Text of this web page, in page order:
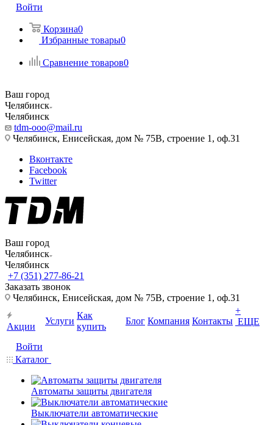
Войти
Корзина0
Избранные товары0
Сравнение товаров0
Ваш город
Челябинск
Челябинск
tdm-ooo@mail.ru
Челябинск, Енисейская, дом № 75В, строение 1, оф.31
Вконтакте
Facebook
Twitter
Ваш город
Челябинск
Челябинск
+7 (351) 277-86-21
Заказать звонок
Челябинск, Енисейская, дом № 75В, строение 1, оф.31
Акции
Услуги
Как
купить
Блог Компания Контакты
+
ЕЩЕ
Войти
Каталог
Автоматы защиты двигателя
Выключатели автоматические